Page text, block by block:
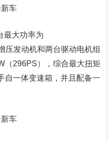
最大功率为
压发动机和两台驱动电机组
（296PS），综合最大扭矩
自一体变速箱，并且配备一